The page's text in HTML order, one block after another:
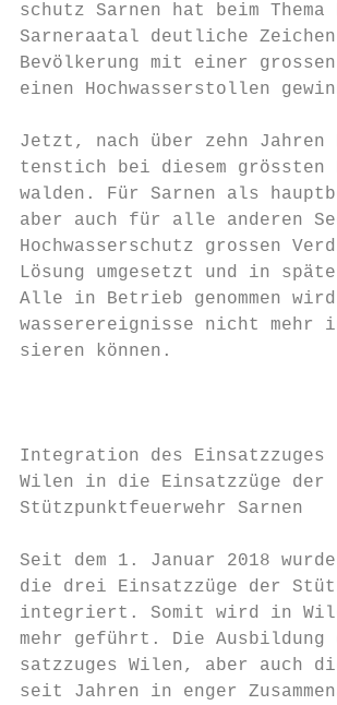
schutz Sarnen hat beim
Sarneraatal deutliche
Bevölkerung mit einer
einen Hochwasserstollen
Jetzt, nach über zehn
tenstich bei diesem grössten
walden. Für Sarnen als
aber auch für alle anderen
Hochwasserschutz grossen
Lösung umgesetzt und in
Alle in Betrieb genommen
wasserereignisse nicht mehr
sieren können.
Integration des
Wilen in die Einsatzzüge
Stützpunktfeuerwehr
Seit dem 1. Januar 2018
die drei Einsatzzüge der
integriert. Somit wird in
mehr geführt. Die
satzzuges Wilen, aber auch
seit Jahren in enger